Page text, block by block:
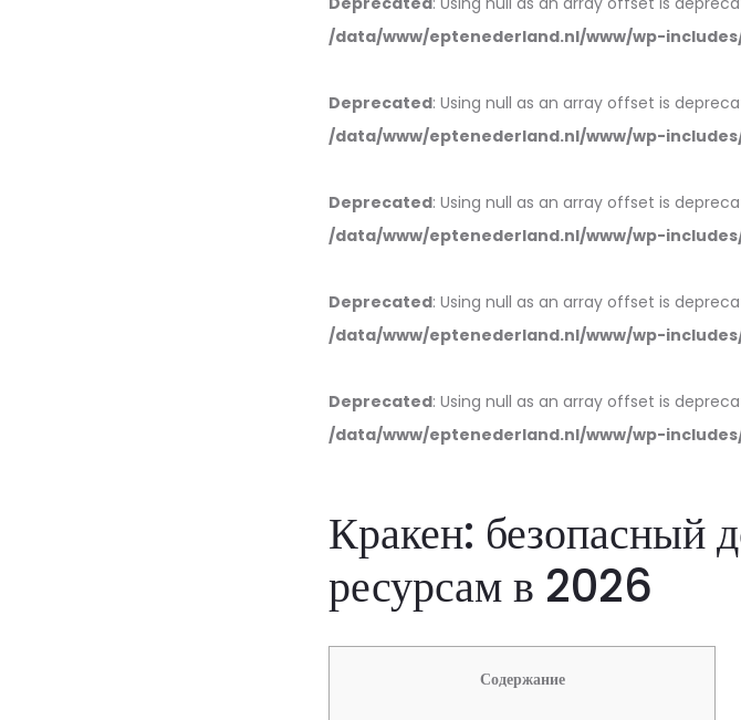
/data/www/eptenederland.nl/www/wp-
Deprecated: Using null as an array offset is
/data/www/eptenederland.nl/www/wp-
Deprecated: Using null as an array offset is
/data/www/eptenederland.nl/www/wp-
Deprecated: Using null as an array offset is
/data/www/eptenederland.nl/www/wp-
Deprecated: Using null as an array offset is
/data/www/eptenederland.nl/www/wp-
Кракен: безопасный
ресурсам в 2026
Содержание